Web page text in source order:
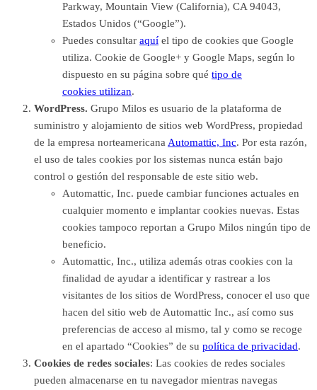
Parkway, Mountain View (California), CA 94043,
Estados Unidos (“Google”).
Puedes consultar aquí el tipo de cookies que Google
utiliza. Cookie de Google+ y Google Maps, según lo
dispuesto en su página sobre qué tipo de
cookies utilizan.
WordPress. Grupo Milos es usuario de la plataforma de
suministro y alojamiento de sitios web WordPress, propiedad
de la empresa norteamericana Automattic, Inc. Por esta razón,
el uso de tales cookies por los sistemas nunca están bajo
control o gestión del responsable de este sitio web.
Automattic, Inc. puede cambiar funciones actuales en
cualquier momento e implantar cookies nuevas. Estas
cookies tampoco reportan a Grupo Milos ningún tipo de
beneficio.
Automattic, Inc., utiliza además otras cookies con la
finalidad de ayudar a identificar y rastrear a los
visitantes de los sitios de WordPress, conocer el uso que
hacen del sitio web de Automattic Inc., así como sus
preferencias de acceso al mismo, tal y como se recoge
en el apartado “Cookies” de su política de privacidad.
Cookies de redes sociales: Las cookies de redes sociales
pueden almacenarse en tu navegador mientras navegas